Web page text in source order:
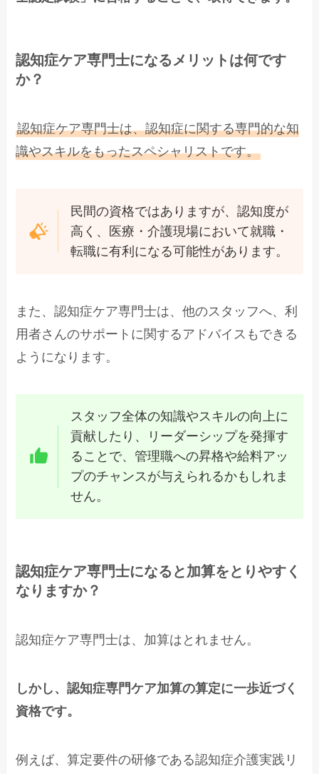
認知症ケア専門士になるメリットは何です
か？
認知症ケア専門士は、認知症に関する専門的な知
識やスキルをもったスペシャリストです。
民間の資格ではありますが、認知度が
高く、医療・介護現場において就職・
転職に有利になる可能性があります。
また、認知症ケア専門士は、他のスタッフへ、利
用者さんのサポートに関するアドバイスもできる
ようになります。
スタッフ全体の知識やスキルの向上に
貢献したり、リーダーシップを発揮す
ることで、管理職への昇格や給料アッ
プのチャンスが与えられるかもしれま
せん。
認知症ケア専門士になると加算をとりやすく
なりますか？
認知症ケア専門士は、加算はとれません。
しかし、認知症専門ケア加算の算定に一歩近づく
資格です。
例えば、算定要件の研修である認知症介護実践リ